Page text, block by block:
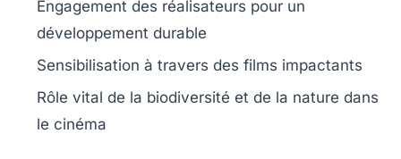
Engagement des réalisateurs pour un
développement durable
Sensibilisation à travers des films impactants
Rôle vital de la biodiversité et de la nature dans
le cinéma